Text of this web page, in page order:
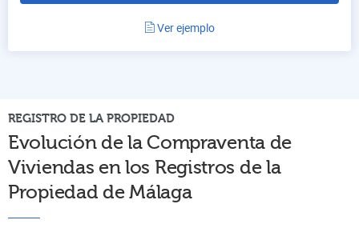
Ver ejemplo
REGISTRO DE LA PROPIEDAD
Evolución de la Compraventa de
Viviendas en los Registros de la
Propiedad deMálaga